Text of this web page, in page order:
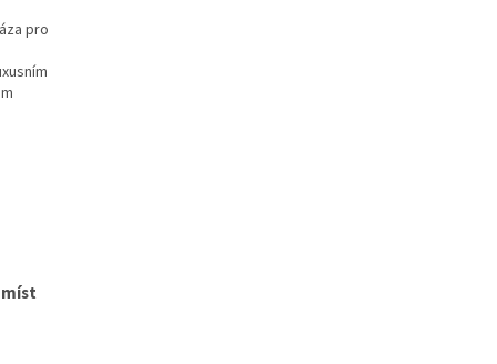
pro